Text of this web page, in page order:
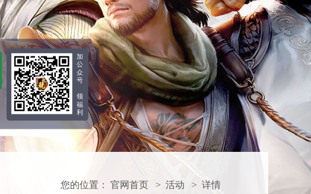
加
公
众
号
领
福
利
您的位置： 官网首页 > 活动 > 详情